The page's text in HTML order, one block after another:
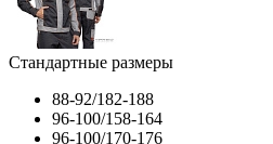
Стандартные размеры
88-92/182-188
96-100/158-164
96-100/170-176